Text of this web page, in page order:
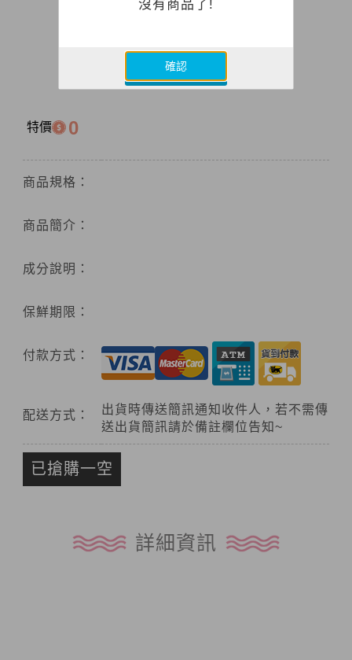
特價 0
商品規格：
商品簡介：
成分說明：
保鮮期限：
付款方式：
配送方式：
出貨時傳送簡訊通知收件人，若不需傳
送出貨簡訊請於備註欄位告知~
已搶購一空
詳細資訊
沒有商品了!
確認